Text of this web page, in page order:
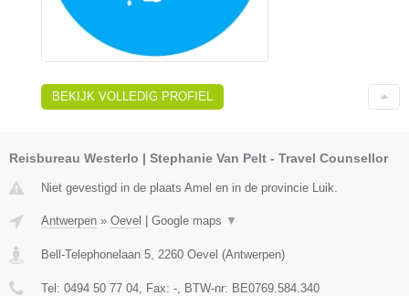
BEKIJK VOLLEDIG PROFIEL
Reisbureau Westerlo | Stephanie Van Pelt - Travel Counsellor
Niet gevestigd in de plaats Amel en in de provincie Luik.
Antwerpen » Oevel Google maps ▼
Bell-Telephonelaan 5 2260 Oevel (Antwerpen)
Tel: 0494 50 77 04 , Fax: - , BTW-nr: BE0769.584.340